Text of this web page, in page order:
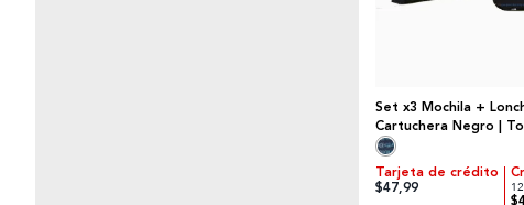
Set x3 Mochila +
Cartuchera Negro |
Tarjeta de crédito
$47,99